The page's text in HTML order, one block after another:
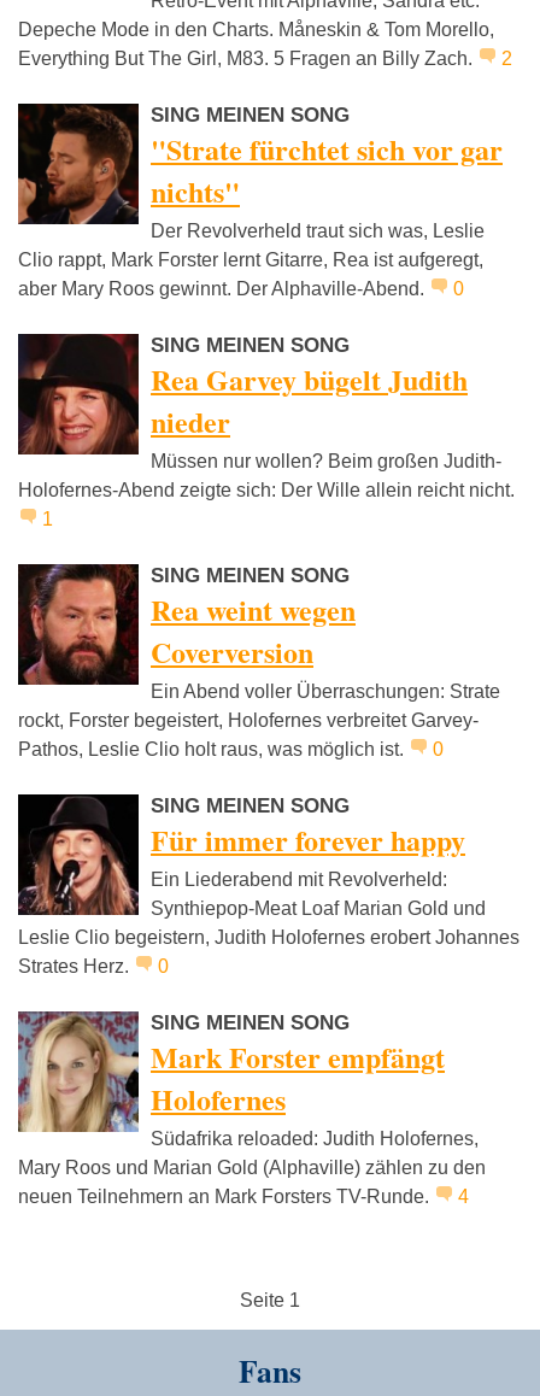
Depeche Mode in den Charts. Måneskin & Tom Morello,
Everything But The Girl, M83. 5 Fragen an Billy Zach.
2
SING MEINEN SONG
"Strate fürchtet sich vor gar
nichts"
Der Revolverheld traut sich was, Leslie
Clio rappt, Mark Forster lernt Gitarre, Rea ist aufgeregt,
aber Mary Roos gewinnt. Der Alphaville-Abend.
0
SING MEINEN SONG
Rea Garvey bügelt Judith
nieder
Müssen nur wollen? Beim großen Judith-
Holofernes-Abend zeigte sich: Der Wille allein reicht nicht.
1
SING MEINEN SONG
Rea weint wegen
Coverversion
Ein Abend voller Überraschungen: Strate
rockt, Forster begeistert, Holofernes verbreitet Garvey-
Pathos, Leslie Clio holt raus, was möglich ist.
0
SING MEINEN SONG
Für immer forever happy
Ein Liederabend mit Revolverheld:
Synthiepop-Meat Loaf Marian Gold und
Leslie Clio begeistern, Judith Holofernes erobert Johannes
Strates Herz.
0
SING MEINEN SONG
Mark Forster empfängt
Holofernes
Südafrika reloaded: Judith Holofernes,
Mary Roos und Marian Gold (Alphaville) zählen zu den
neuen Teilnehmern an Mark Forsters TV-Runde.
4
Seite 1
Fans